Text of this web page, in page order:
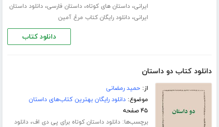
ایرانی،داستان های کوتاه،داستان فارسی،دانلود داستان
ایرانی،دانلود رایگان کتاب مرغ آمین
دانلود کتاب
دانلود کتاب دو داستان
از:حمید رمضانی
موضوع:دانلود رایگان بهترین کتاب‌های داستان
۴۵ صفحه
برچسب‌ها:دانلود داستان کوتاه برای پی دی اف،دانلود